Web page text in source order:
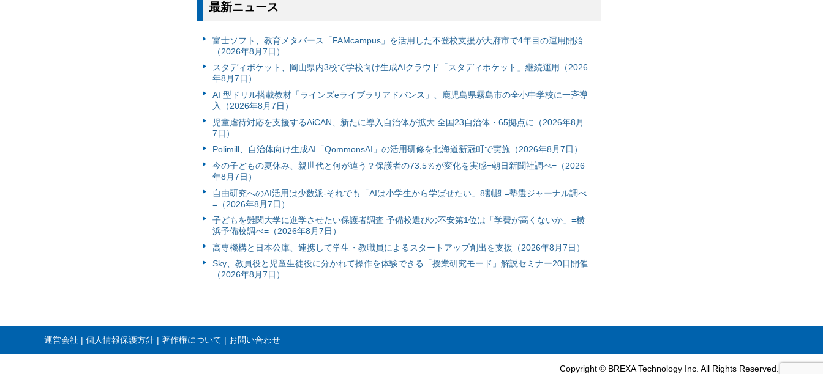
最新ニュース
富⼠ソフト、教育メタバース「FAMcampus」を活用した不登校支援が大府市で4年目の運用開始
（2026年8月7日）
スタディポケット、岡山県内3校で学校向け生成AIクラウド「スタディポケット」継続運用（2026
年8月7日）
AI 型ドリル搭載教材「ラインズeライブラリアドバンス」、鹿児島県霧島市の全小中学校に一斉導
入（2026年8月7日）
児童虐待対応を支援するAiCAN、新たに導入自治体が拡大 全国23自治体・65拠点に（2026年8月
7日）
Polimill、自治体向け生成AI「QommonsAI」の活用研修を北海道新冠町で実施（2026年8月7日）
今の子どもの夏休み、親世代と何が違う？保護者の73.5％が変化を実感=朝日新聞社調べ=（2026
年8月7日）
自由研究へのAI活用は少数派-それでも「AIは小学生から学ばせたい」8割超 =塾選ジャーナル調べ
=（2026年8月7日）
子どもを難関大学に進学させたい保護者調査 予備校選びの不安第1位は「学費が高くないか」=横
浜予備校調べ=（2026年8月7日）
高専機構と日本公庫、連携して学生・教職員によるスタートアップ創出を支援（2026年8月7日）
Sky、教員役と児童生徒役に分かれて操作を体験できる「授業研究モード」解説セミナー20日開催
（2026年8月7日）
運営会社 個人情報保護方針 著作権について お問い合わせ
Copyright © BREXA Technology Inc. All Rights Reserved.